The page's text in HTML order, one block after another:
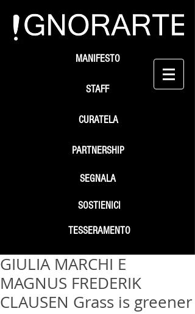
STAFF
SEGNALA
SOSTIENICI
MANIFESTO
PARTNERSHIP
TESSERAMENTO
CURATELA
GIULIA MARCHI E
MAGNUS FREDERIK
CLAUSEN Grass is greener